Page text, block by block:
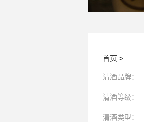
首页 >
清酒品牌：
清酒等级：
清酒类型：